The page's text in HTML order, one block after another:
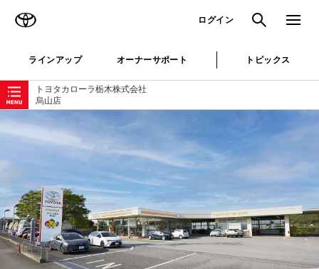
ログイン 検索 メニュ
ラインアップ オーナーサポート トピックス
トヨタカローラ栃木株式会社
烏山店
ローカルナビゲーション